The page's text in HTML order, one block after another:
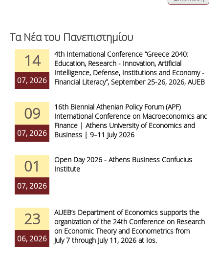
Τα Νέα του Πανεπιστημίου
14
07, 2026
4th International Conference “Greece 2040:
Education, Research - Innovation, Artificial
Intelligence, Defense, Institutions and Economy -
Financial Literacy”, September 25-26, 2026, AUEB
09
07, 2026
16th Biennial Athenian Policy Forum (APF)
International Conference on Macroeconomics and
Finance | Athens University of Economics and
Business | 9–11 July 2026
01
07, 2026
Open Day 2026 - Athens Business Confucius
Institute
23
06, 2026
AUEB’s Department of Economics supports the
organization of the 24th Conference on Research
on Economic Theory and Econometrics from
July 7 through July 11, 2026 at Ios.